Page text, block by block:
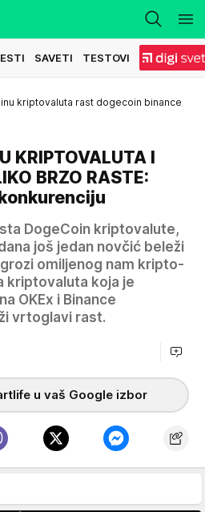
SAVETI TESTOVI
kriptovaluta rast dogecoin binance
KRIPTOVALUTA I
BRZO RASTE:
DogeCoin kriptovalute,
još jedan novčić beleži
omiljenog nam kripto-
kriptovaluta koja je
OKEx i Binance
vrtoglavi rast.
u vaš Google izbor